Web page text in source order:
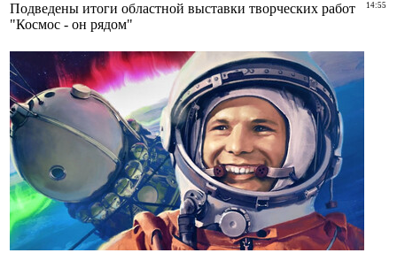
14:55
Подведены итоги областной выставки творческих работ
"Космос - он рядом"